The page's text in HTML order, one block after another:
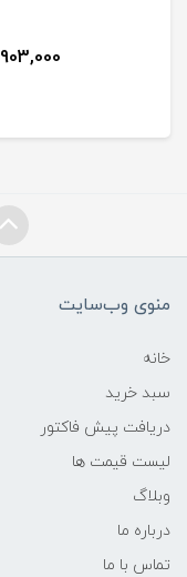
903,000
منوی وب‌سایت
خانه
سبد خرید
دریافت پیش فاکتور
لیست قیمت ها
وبلاگ
درباره ما
تماس با ما